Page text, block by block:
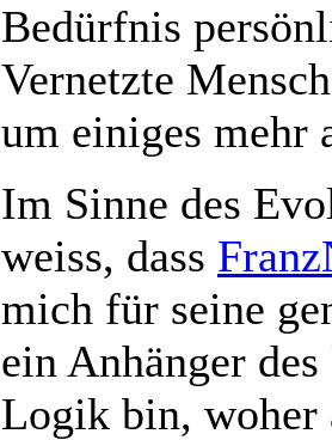
Bedürfnis
Vernetzte
um einiges mehr
Im Sinne des
weiss, dass
mich für seine
ein Anhänger
Logik bin, woher